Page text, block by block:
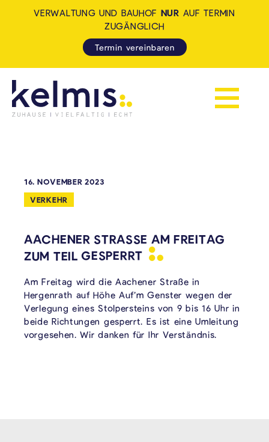
Navigation
VERWALTUNG UND BAUHOF NUR AUF TERMIN
ZUGÄNGLICH
Termin vereinbaren
16. NOVEMBER 2023
VERKEHR
AACHENER STRASSE AM FREITAG Z
UM TEIL GESPERRT
Am Freitag wird die Aachener Straße in
Hergenrath auf Höhe Auf’m Genster wegen der
Verlegung eines Stolpersteins von 9 bis 16 Uhr in
beide Richtungen gesperrt. Es ist eine Umleitung
vorgesehen. Wir danken für Ihr Verständnis.